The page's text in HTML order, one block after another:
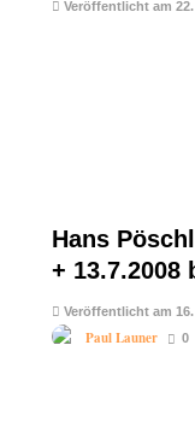
Veröffentlicht am 22.
Hans
+ 13.7.2008
Veröffentlicht am
Paul Launer 0